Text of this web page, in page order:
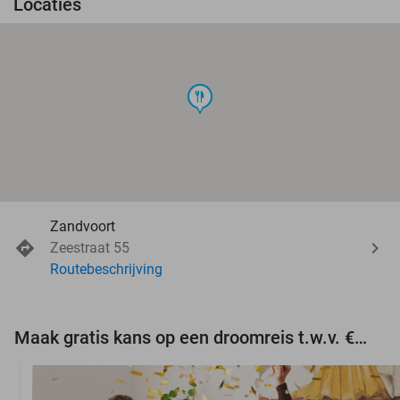
food
Zandvoort
Zeestraat 55
Routebeschrijving
Maak gratis kans op een droomreis t.w.v. €3.000!